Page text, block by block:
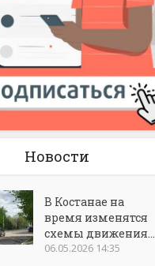
Новости
В Костанае на
время изменятся
схемы движения...
06.05.2026 14:35